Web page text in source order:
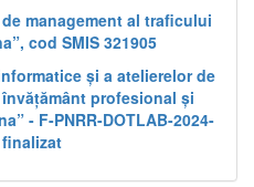
management al traficului
cod SMIS 321905
și a atelierelor de
profesional și
- F-PNRR-DOTLAB-2024-